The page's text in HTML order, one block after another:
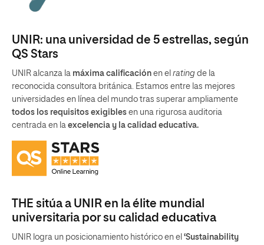
UNIR: una universidad de 5 estrellas, según
QS Stars
UNIR alcanza la máxima calificación en el rating de la
reconocida consultora británica. Estamos entre las mejores
universidades en línea del mundo tras superar ampliamente
todos los requisitos exigibles en una rigurosa auditoria
centrada en la excelencia y la calidad educativa.
THE sitúa a UNIR en la élite mundial
universitaria por su calidad educativa
UNIR logra un posicionamiento histórico en el ‘Sustainability